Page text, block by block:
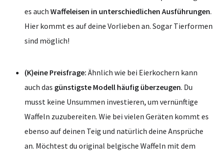
es auch Waffeleisen in unterschiedlichen Ausführungen.
Hier kommt es auf deine Vorlieben an. Sogar Tierformen
sind möglich!
(K)eine Preisfrage: Ähnlich wie bei Eierkochern kann
auch das günstigste Modell häufig überzeugen. Du
musst keine Unsummen investieren, um vernünftige
Waffeln zuzubereiten. Wie bei vielen Geräten kommt es
ebenso auf deinen Teig und natürlich deine Ansprüche
an. Möchtest du original belgische Waffeln mit dem